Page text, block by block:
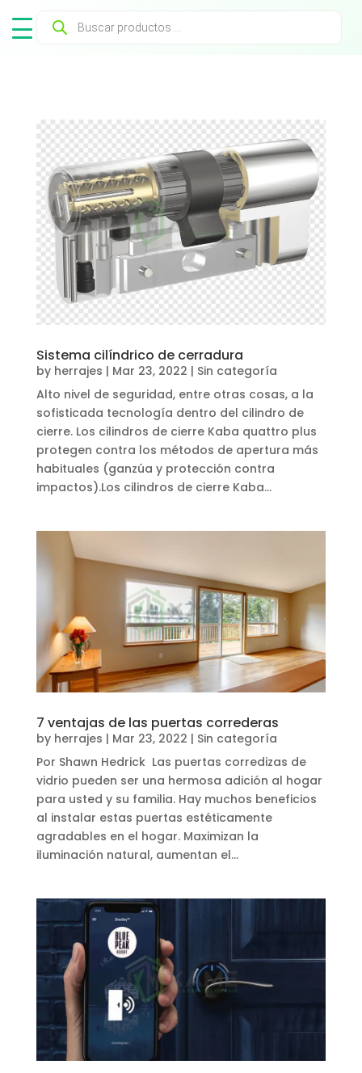
Búsqueda
productos
Sistema cilíndrico de cerradura
by herrajes | Mar 23, 2022 | Sin categoría
Alto nivel de seguridad, entre otras cosas, a la
sofisticada tecnología dentro del cilindro de
cierre. Los cilindros de cierre Kaba quattro plus
protegen contra los métodos de apertura más
habituales (ganzúa y protección contra
impactos).Los cilindros de cierre Kaba...
7 ventajas de las puertas correderas
by herrajes | Mar 23, 2022 | Sin categoría
Por Shawn Hedrick Las puertas corredizas de
vidrio pueden ser una hermosa adición al hogar
para usted y su familia. Hay muchos beneficios
al instalar estas puertas estéticamente
agradables en el hogar. Maximizan la
iluminación natural, aumentan el...